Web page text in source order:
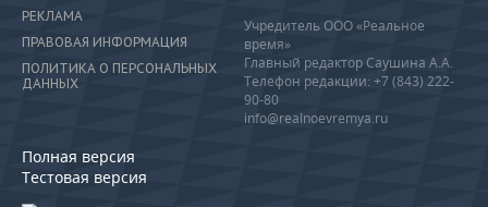
РЕКЛАМА
ПРАВОВАЯ ИНФОРМАЦИЯ
ПОЛИТИКА О ПЕРСОНАЛЬНЫХ
ДАННЫХ
Полная версия
Тестовая версия
Учредитель ООО «Реальное
время»
Главный редактор Саушина А.А.
Телефон редакции: +7 (843) 222-
90-80
info@realnoevremya.ru